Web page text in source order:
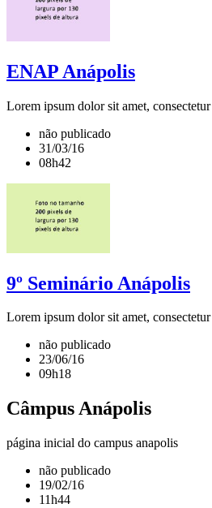
ENAP Anápolis
Lorem ipsum dolor sit amet,
não publicado
31/03/16
08h42
9º Seminário Anápolis
Lorem ipsum dolor sit amet,
não publicado
23/06/16
09h18
Câmpus Anápolis
página inicial do campus anapolis
não publicado
19/02/16
11h44